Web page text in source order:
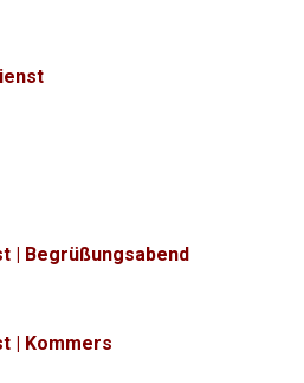
| Begrüßungsabend
| Kommers